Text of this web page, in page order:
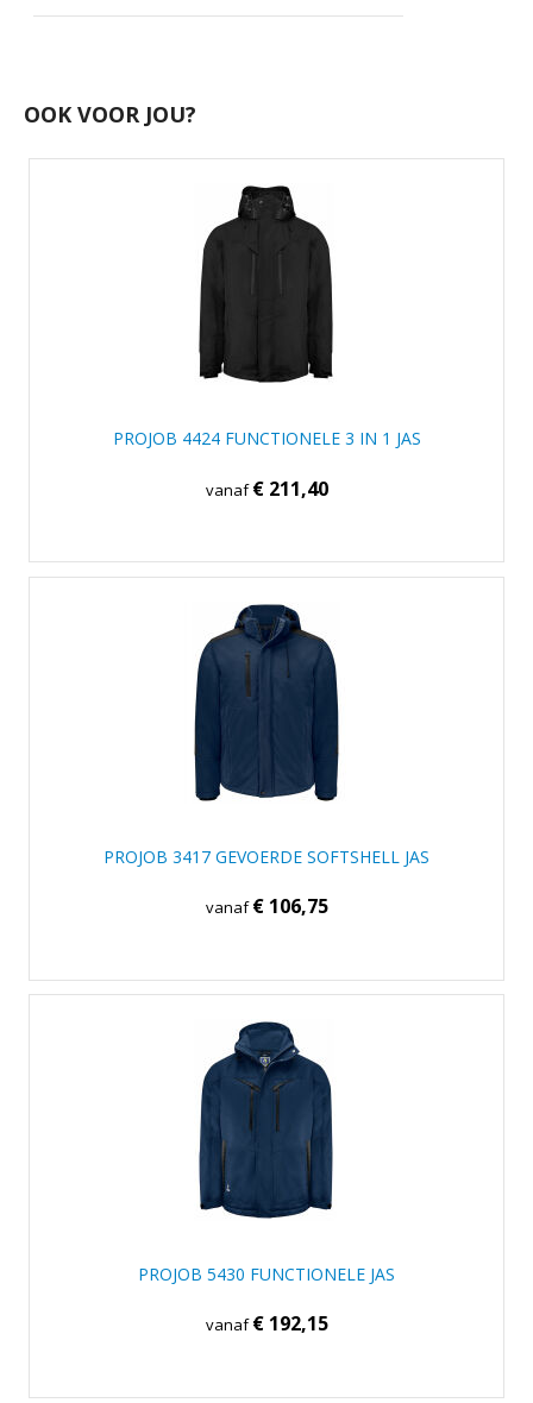
OOK VOOR JOU?
PROJOB 4424 FUNCTIONELE 3 IN 1 JAS
vanaf€ 211,40
PROJOB 3417 GEVOERDE SOFTSHELL JAS
vanaf€ 106,75
PROJOB 5430 FUNCTIONELE JAS
vanaf€ 192,15